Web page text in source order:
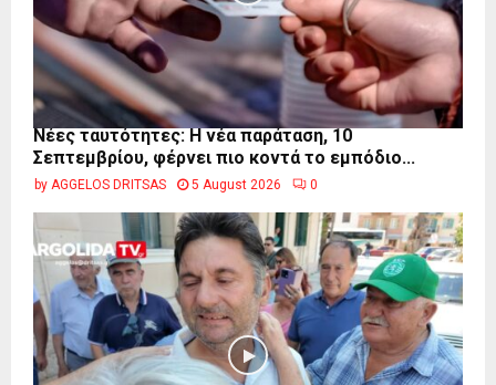
Νέες ταυτότητες: Η νέα παράταση, 10
Σεπτεμβρίου, φέρνει πιο κοντά το εμπόδιο...
by AGGELOS DRITSAS 5 August 2026 0